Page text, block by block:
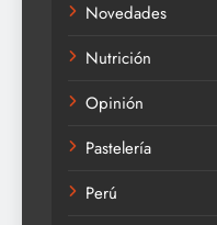
Novedades
Nutrición
Opinión
Pastelería
Perú